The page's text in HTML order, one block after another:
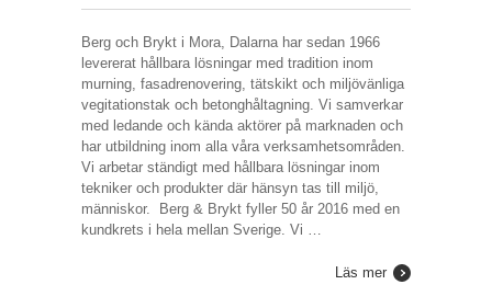
Berg och Brykt i Mora, Dalarna har sedan 1966
levererat hållbara lösningar med tradition inom
murning, fasadrenovering, tätskikt och miljövänliga
vegitationstak och betonghåltagning. Vi samverkar
med ledande och kända aktörer på marknaden och
har utbildning inom alla våra verksamhetsområden.
Vi arbetar ständigt med hållbara lösningar inom
tekniker och produkter där hänsyn tas till miljö,
människor. Berg & Brykt fyller 50 år 2016 med en
kundkrets i hela mellan Sverige. Vi …
Läs mer